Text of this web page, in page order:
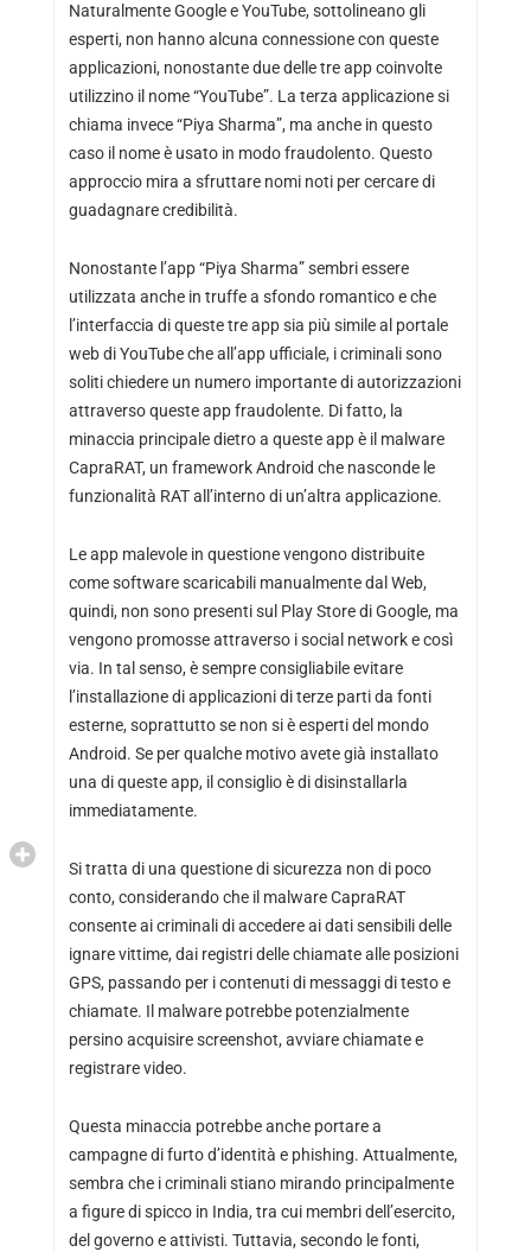
Naturalmente Google e YouTube, sottolineano gli
esperti, non hanno alcuna connessione con queste
applicazioni, nonostante due delle tre app coinvolte
utilizzino il nome “YouTube”. La terza applicazione si
chiama invece “Piya Sharma”, ma anche in questo
caso il nome è usato in modo fraudolento. Questo
approccio mira a sfruttare nomi noti per cercare di
guadagnare credibilità.
Nonostante l’app “Piya Sharma” sembri essere
utilizzata anche in truffe a sfondo romantico e che
l’interfaccia di queste tre app sia più simile al portale
web di YouTube che all’app ufficiale, i criminali sono
soliti chiedere un numero importante di autorizzazioni
attraverso queste app fraudolente. Di fatto, la
minaccia principale dietro a queste app è il malware
CapraRAT, un framework Android che nasconde le
funzionalità RAT all’interno di un’altra applicazione.
Le app malevole in questione vengono distribuite
come software scaricabili manualmente dal Web,
quindi, non sono presenti sul Play Store di Google, ma
vengono promosse attraverso i social network e così
via. In tal senso, è sempre consigliabile evitare
l’installazione di applicazioni di terze parti da fonti
esterne, soprattutto se non si è esperti del mondo
Android. Se per qualche motivo avete già installato
una di queste app, il consiglio è di disinstallarla
immediatamente.
Si tratta di una questione di sicurezza non di poco
conto, considerando che il malware CapraRAT
consente ai criminali di accedere ai dati sensibili delle
ignare vittime, dai registri delle chiamate alle posizioni
GPS, passando per i contenuti di messaggi di testo e
chiamate. Il malware potrebbe potenzialmente
persino acquisire screenshot, avviare chiamate e
registrare video.
Questa minaccia potrebbe anche portare a
campagne di furto d’identità e phishing. Attualmente,
sembra che i criminali stiano mirando principalmente
a figure di spicco in India, tra cui membri dell’esercito,
del governo e attivisti. Tuttavia, secondo le fonti,